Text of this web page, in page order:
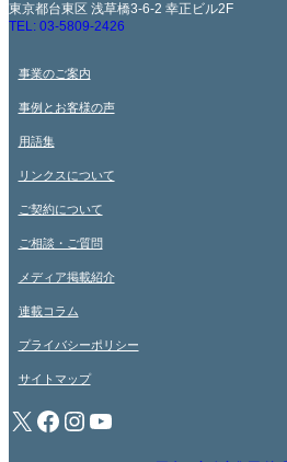
東京都台東区 浅草橋3-6-2 幸正ビル2F
TEL: 03-5809-2426
事業のご案内
事例とお客様の声
用語集
リンクスについて
ご契約について
ご相談・ご質問
メディア掲載紹介
連載コラム
プライバシーポリシー
サイトマップ
X Facebook Instagram YouTube